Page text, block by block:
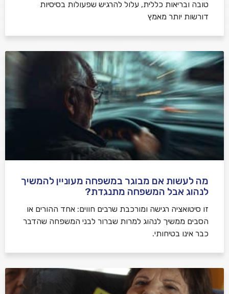
טובה ובריאות כללית, עלול להרגיש שפעולות בסיסיות
דורשות יותר מאמץ
מה לעשות אם מבוגר במשפחה מעוניין להמשיך
לנהוג אבל המשפחה מתנגדת?
זו סיטואציה רגישה ומורכבת שרבים חווים: אחד ההורים או
הסבים ממשיך לנהוג למרות שברור לבני המשפחה שהדבר
כבר אינו בטיחותי.